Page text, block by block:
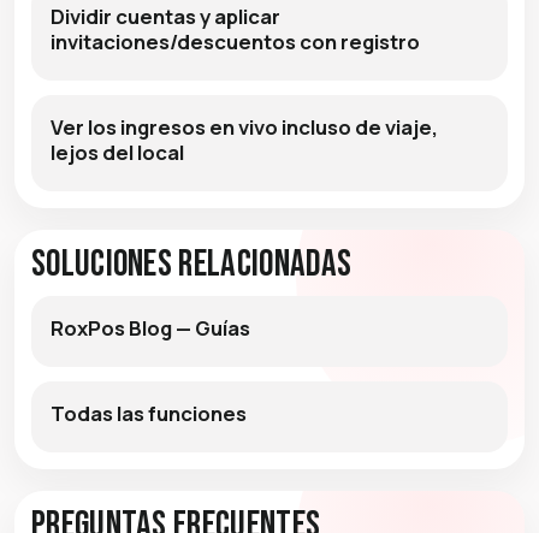
Dividir cuentas y aplicar
invitaciones/descuentos con registro
Ver los ingresos en vivo incluso de viaje,
lejos del local
Soluciones relacionadas
RoxPos Blog — Guías
Todas las funciones